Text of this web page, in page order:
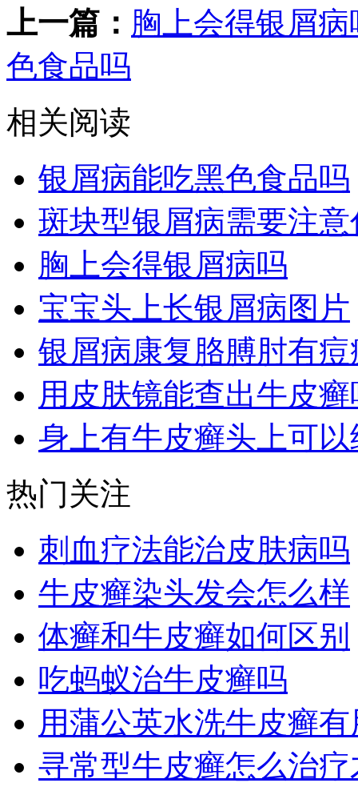
上一篇： 胸上会得银屑病
色食品吗
相关阅读
银屑病能吃黑色食品吗
斑块型银屑病需要注意
胸上会得银屑病吗
宝宝头上长银屑病图片
银屑病康复胳膊肘有痘
用皮肤镜能查出牛皮癣
身上有牛皮癣头上可
热门关注
刺血疗法能治皮肤病吗
牛皮癣染头发会怎么样
体癣和牛皮癣如何区别
吃蚂蚁治牛皮癣吗
用蒲公英水洗牛皮癣
寻常型牛皮癣怎么治